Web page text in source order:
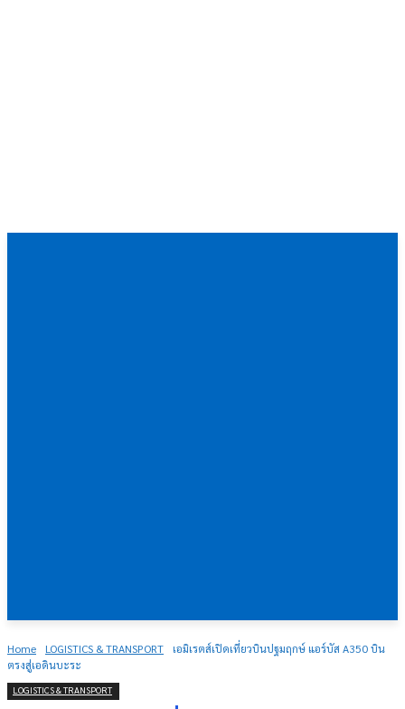
Home LOGISTICS & TRANSPORT
เอมิเรตส์เปิดเที่ยวบินปฐมฤกษ์ แอร์บัส A350 บิน
ตรงสู่เอดินบะระ
LOGISTICS & TRANSPORT